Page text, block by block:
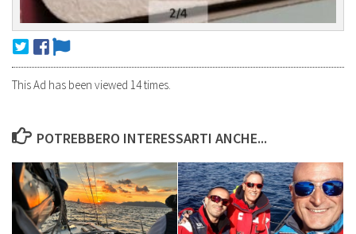
This Ad has been viewed 14 times.
POTREBBERO INTERESSARTI ANCHE...